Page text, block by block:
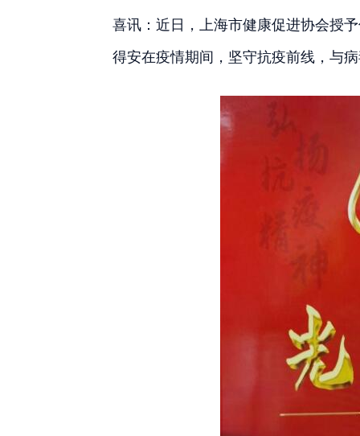
喜讯：近日，上海市健康促进协会授
得安在疫情期间，坚守抗疫前线，与